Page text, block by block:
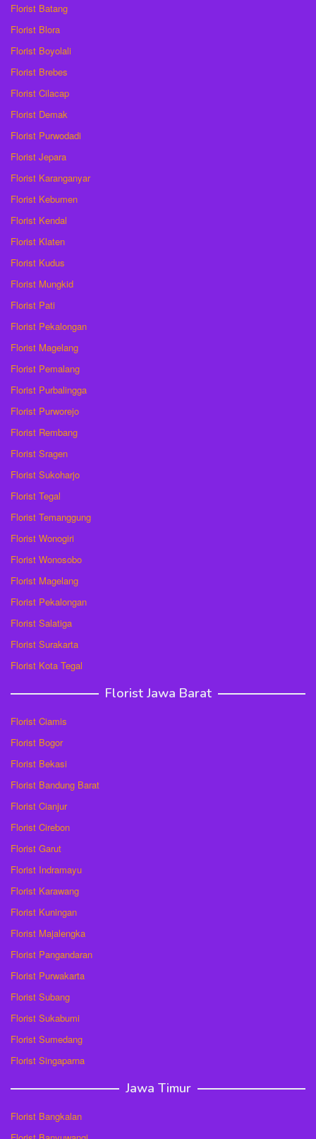
Florist Batang
Florist Blora
Florist Boyolali
Florist Brebes
Florist Cilacap
Florist Demak
Florist Purwodadi
Florist Jepara
Florist Karanganyar
Florist Kebumen
Florist Kendal
Florist Klaten
Florist Kudus
Florist Mungkid
Florist Pati
Florist Pekalongan
Florist Magelang
Florist Pemalang
Florist Purbalingga
Florist Purworejo
Florist Rembang
Florist Sragen
Florist Sukoharjo
Florist Tegal
Florist Temanggung
Florist Wonogiri
Florist Wonosobo
Florist Magelang
Florist Pekalongan
Florist Salatiga
Florist Surakarta
Florist Kota Tegal
Florist Jawa Barat
Florist Ciamis
Florist Bogor
Florist Bekasi
Florist Bandung Barat
Florist Cianjur
Florist Cirebon
Florist Garut
Florist Indramayu
Florist Karawang
Florist Kuningan
Florist Majalengka
Florist Pangandaran
Florist Purwakarta
Florist Subang
Florist Sukabumi
Florist Sumedang
Florist Singaparna
Jawa Timur
Florist Bangkalan